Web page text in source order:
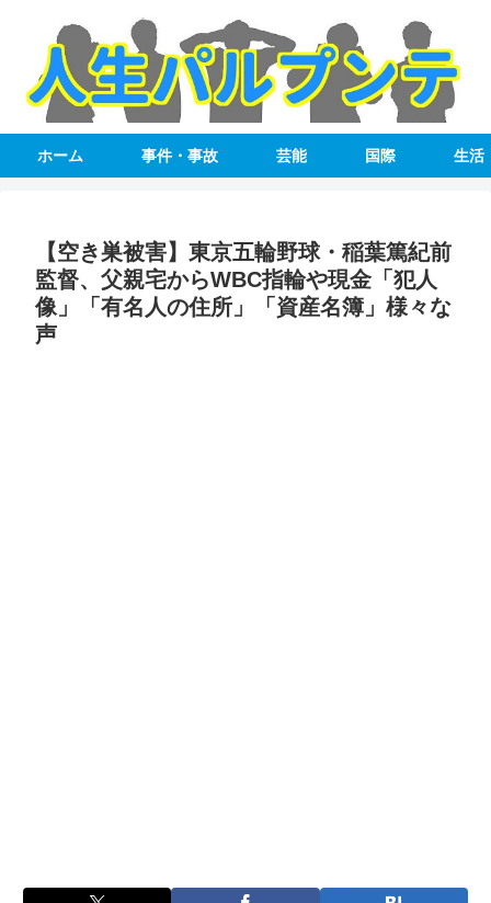
ホーム 事件・事故 芸能 国際 生活
【空き巣被害】東京五輪野球・稲葉篤紀前
監督、父親宅からWBC指輪や現金「犯人
像」「有名人の住所」「資産名簿」様々な
声